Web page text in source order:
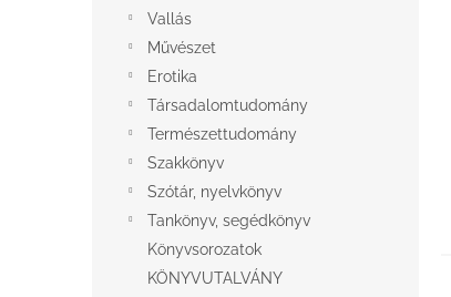
Vallás
Művészet
Erotika
Társadalomtudomány
Természettudomány
Szakkönyv
Szótár, nyelvkönyv
Tankönyv, segédkönyv
Könyvsorozatok
KÖNYVUTALVÁNY